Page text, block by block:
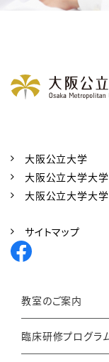
estion in
Patient-
use Mortality:
2024年12月16日
永倉 優（大学
Fetuin-A in
れました。
津田昌宏講師
tion taking
e in renal
大阪公立大学
大阪公立大学大
大阪公立大学大
サイトマップ
教室のご案内
臨床研修プログラ